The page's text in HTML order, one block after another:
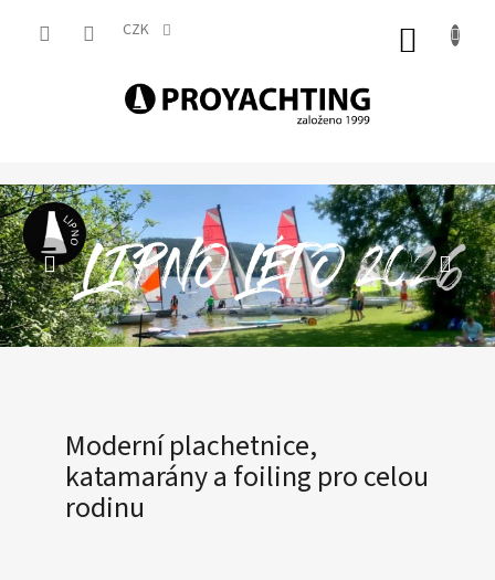
CZK
M
o
d
e
r
n
Předchozí
Moderní plachetnice,
katamarány a foiling pro celou
rodinu